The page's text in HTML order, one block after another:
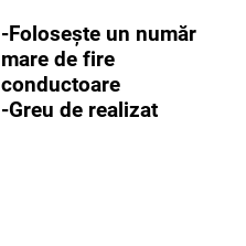
-Folosește un număr
mare de fire
conductoare
-Greu de realizat